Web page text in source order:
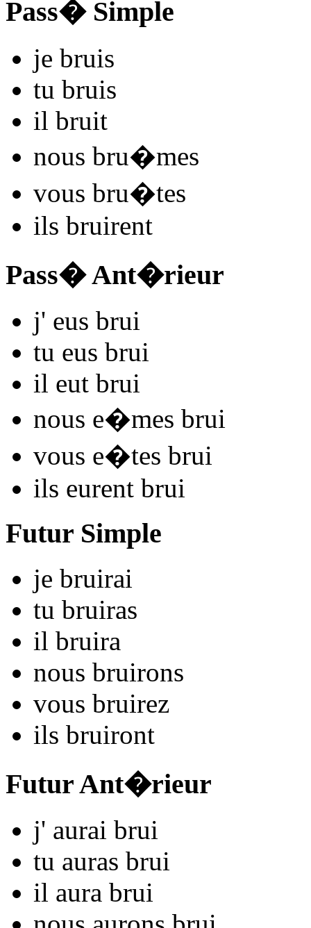
Pass� Simple
je bruis
tu bruis
il bruit
nous bru�mes
vous bru�tes
ils bruirent
Pass� Ant�rieur
j' eus brui
tu eus brui
il eut brui
nous e�mes brui
vous e�tes brui
ils eurent brui
Futur Simple
je bruirai
tu bruiras
il bruira
nous bruirons
vous bruirez
ils bruiront
Futur Ant�rieur
j' aurai brui
tu auras brui
il aura brui